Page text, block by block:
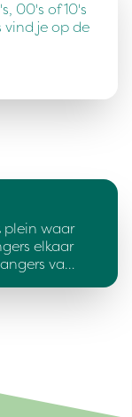
00's of 10's
vind je op de
waar
elkaar
va…